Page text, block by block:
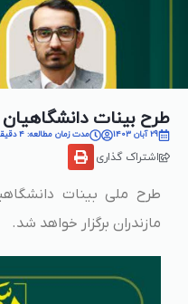
طرح بینات دانشگاهیان
29 آبان 1403 مدت زمان مطالعه: 4 دقیقه
اشتراک گذاری
مازندران برگزار خواهد شد.